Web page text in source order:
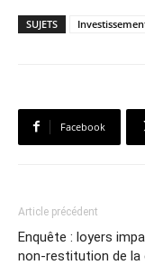
SUJETS
Facebook
Article précédent
Enquête : loyers
non-restitution de la